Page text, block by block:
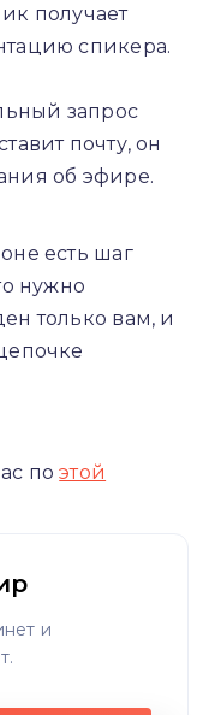
получает
спикера.
запрос
почту, он
об эфире.
есть шаг
нужно
только вам, и
поэтой
и